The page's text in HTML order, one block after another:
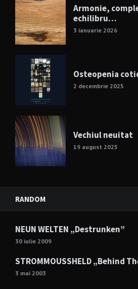
Armonie,
echilibru…
3 ianuarie 2026
Osteopenia
2 decembrie 2025
Vechiul neuitat
19 august 2025
RANDOM
NEUN WELTEN „Destrunken”
30 iulie 2009
STROMMOUSSHELD „Behind
3 mai 2003